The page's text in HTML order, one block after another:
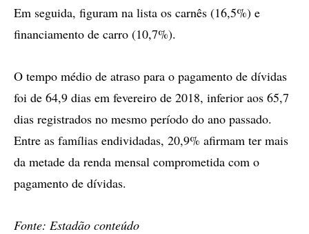
Em seguida, figuram na lista os carnês (16,5%) e
financiamento de carro (10,7%).
O tempo médio de atraso para o pagamento de dívidas
foi de 64,9 dias em fevereiro de 2018, inferior aos 65,7
dias registrados no mesmo período do ano passado.
Entre as famílias endividadas, 20,9% afirmam ter mais
da metade da renda mensal comprometida com o
pagamento de dívidas.
Fonte: Estadão conteúdo